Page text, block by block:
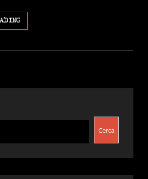
È
DIFFICILE…
Cerca